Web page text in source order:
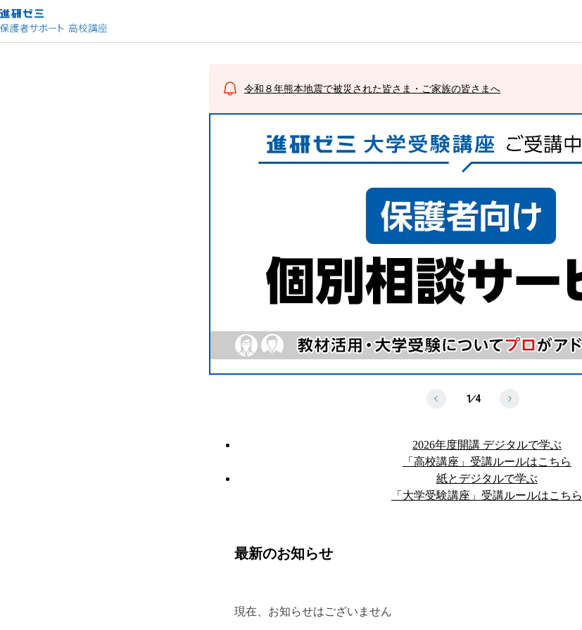
令和８年熊本地震で被災された皆さま・ご家族の皆さまへ
1/4
2026年度開講 デジタルで学ぶ
「高校講座」受講ルールはこちら
紙とデジタルで学ぶ
「大学受験講座」受講ルールはこちら
最新のお知らせ
現在、お知らせはございません